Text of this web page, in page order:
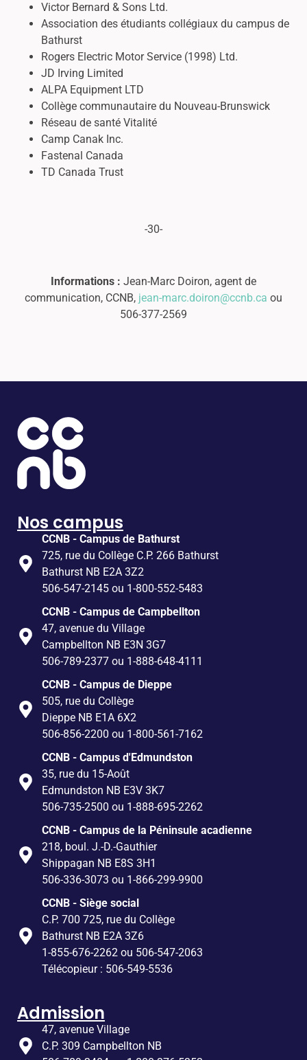
Victor Bernard & Sons Ltd.
Association des étudiants collégiaux du campus de
Bathurst
Rogers Electric Motor Service (1998) Ltd.
JD Irving Limited
ALPA Equipment LTD
Collège communautaire du Nouveau-Brunswick
Réseau de santé Vitalité
Camp Canak Inc.
Fastenal Canada
TD Canada Trust
-30-
Informations : Jean-Marc Doiron, agent de
communication, CCNB, jean-marc.doiron@ccnb.ca ou
506-377-2569
Nos campus
CCNB - Campus de Bathurst
725, rue du Collège C.P. 266 Bathurst
Bathurst NB E2A 3Z2
506-547-2145 ou 1-800-552-5483
CCNB - Campus de Campbellton
47, avenue du Village
Campbellton NB E3N 3G7
506-789-2377 ou 1-888-648-4111
CCNB - Campus de Dieppe
505, rue du Collège
Dieppe NB E1A 6X2
506-856-2200 ou 1-800-561-7162
CCNB - Campus d'Edmundston
35, rue du 15-Août
Edmundston NB E3V 3K7
506-735-2500 ou 1-888-695-2262
CCNB - Campus de la Péninsule acadienne
218, boul. J.-D.-Gauthier
Shippagan NB E8S 3H1
506-336-3073 ou 1-866-299-9900
CCNB - Siège social
C.P. 700 725, rue du Collège
Bathurst NB E2A 3Z6
1-855-676-2262 ou 506-547-2063
Télécopieur : 506-549-5536
Admission
47, avenue Village
C.P. 309 Campbellton NB